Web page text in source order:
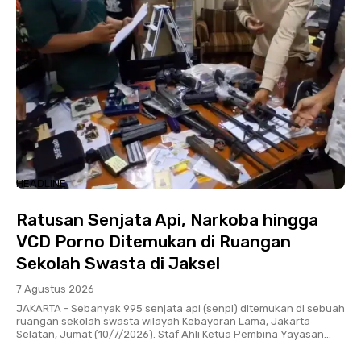
HEADLINE
Ratusan Senjata Api, Narkoba hingga
VCD Porno Ditemukan di Ruangan
Sekolah Swasta di Jaksel
7 Agustus 2026
JAKARTA - Sebanyak 995 senjata api (senpi) ditemukan di sebuah
ruangan sekolah swasta wilayah Kebayoran Lama, Jakarta
Selatan, Jumat (10/7/2026). Staf Ahli Ketua Pembina Yayasan...